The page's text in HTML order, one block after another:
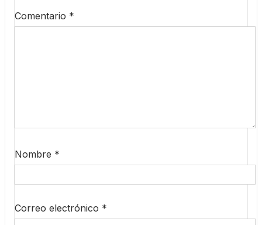
Comentario *
Nombre *
Correo electrónico *